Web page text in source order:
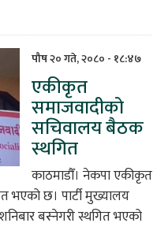
पौष २० गते, २०८० - १८:४७
एकीकृत
समाजवादीको
सचिवालय बैठक
स्थगित
काठमाडौँ। नेकपा एकीकृत
छ। पार्टी मुख्यालय
बस्नेगरी स्थगित भएको